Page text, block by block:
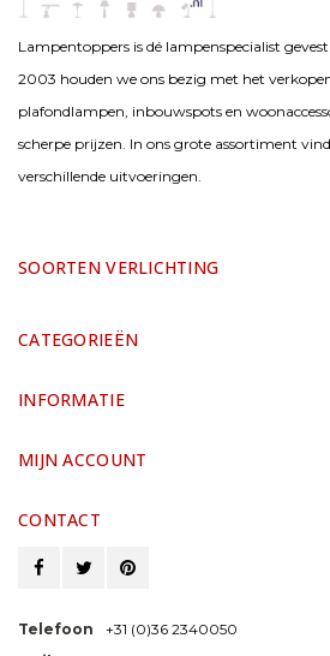
Lampentoppers is dé lampenspecialist
2003 houden we ons bezig met het
plafondlampen, inbouwspots en
scherpe prijzen. In ons grote assortiment
verschillende uitvoeringen.
SOORTEN VERLICHTING
CATEGORIEËN
INFORMATIE
MIJN ACCOUNT
CONTACT
Telefoon
+31 (0)36 2340050